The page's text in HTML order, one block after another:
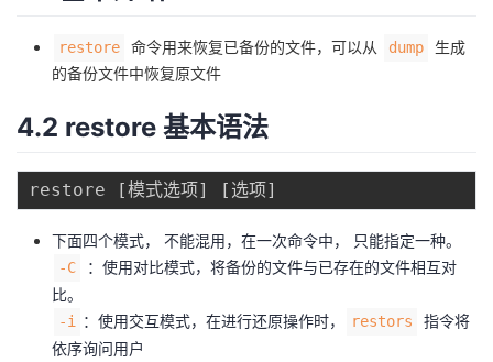
restore 命令用来恢复已备份的文件，可以从 dump
生成
的备份文件中恢复原文件
4.2 restore 基本语法
restore [模式选项] [ 选项]
下面四个模式， 不能混用，在一次命令中， 只能指定一种。
-C
：使用对比模式，将备份的文件与已存在的文件相互对
比。
-i ：使用交互模式，在进行还原操作时， restors
指令将
依序询问用户